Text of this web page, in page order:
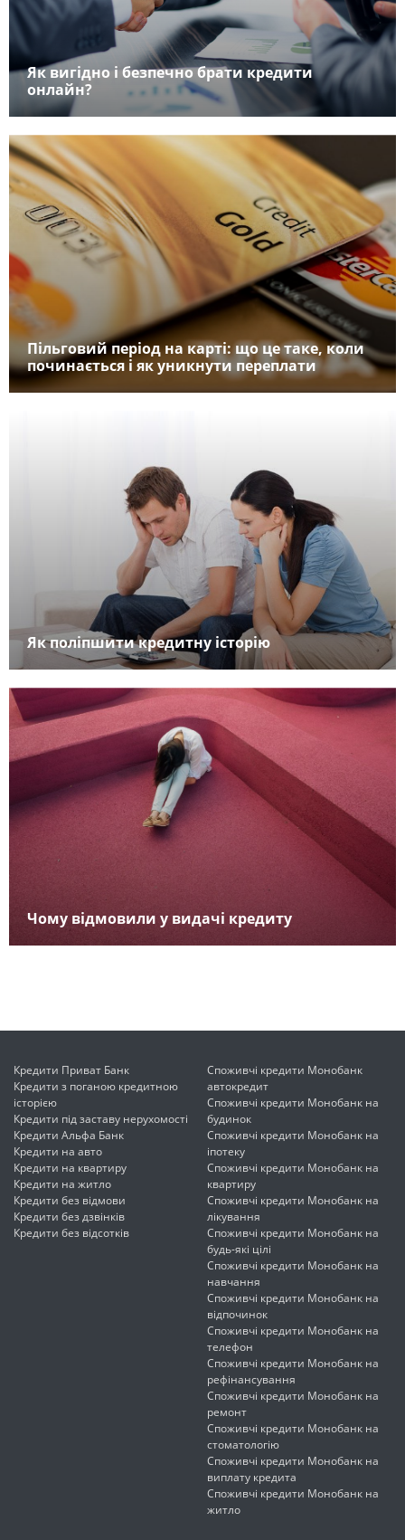
Як вигідно і безпечно брати кредити
онлайн?
Пільговий період на карті: що це таке, коли
починається і як уникнути переплати
Як поліпшити кредитну історію
Чому відмовили у видачі кредиту
Кредити Приват Банк
Кредити з поганою кредитною
історією
Кредити під заставу нерухомості
Кредити Альфа Банк
Кредити на авто
Кредити на квартиру
Кредити на житло
Кредити без відмови
Кредити без дзвінків
Кредити без відсотків
Споживчі кредити Монобанк
автокредит
Споживчі кредити Монобанк на
будинок
Споживчі кредити Монобанк на
іпотеку
Споживчі кредити Монобанк на
квартиру
Споживчі кредити Монобанк на
лікування
Споживчі кредити Монобанк на
будь-які цілі
Споживчі кредити Монобанк на
навчання
Споживчі кредити Монобанк на
відпочинок
Споживчі кредити Монобанк на
телефон
Споживчі кредити Монобанк на
рефінансування
Споживчі кредити Монобанк на
ремонт
Споживчі кредити Монобанк на
стоматологію
Споживчі кредити Монобанк на
виплату кредита
Споживчі кредити Монобанк на
житло